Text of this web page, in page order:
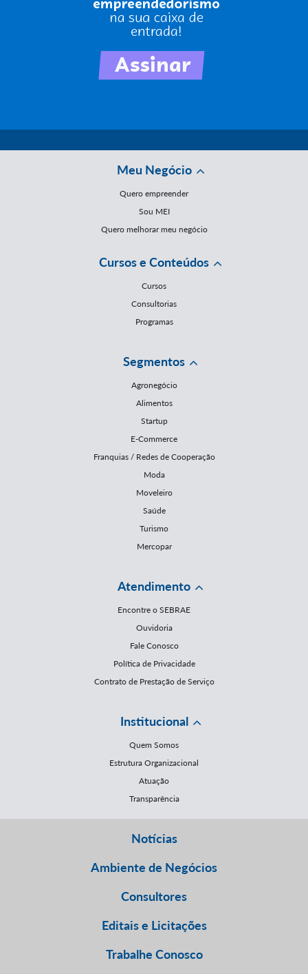
Meu Negócio
Quero empreender
Sou MEI
Quero melhorar meu negócio
Cursos e Conteúdos
Cursos
Consultorias
Programas
Segmentos
Agronegócio
Alimentos
Startup
E-Commerce
Franquias / Redes de Cooperação
Moda
Moveleiro
Saúde
Turismo
Mercopar
Atendimento
Encontre o SEBRAE
Ouvidoria
Fale Conosco
Política de Privacidade
Contrato de Prestação de Serviço
Institucional
Quem Somos
Estrutura Organizacional
Atuação
Transparência
Notícias
Ambiente de Negócios
Consultores
Editais e Licitações
Trabalhe Conosco